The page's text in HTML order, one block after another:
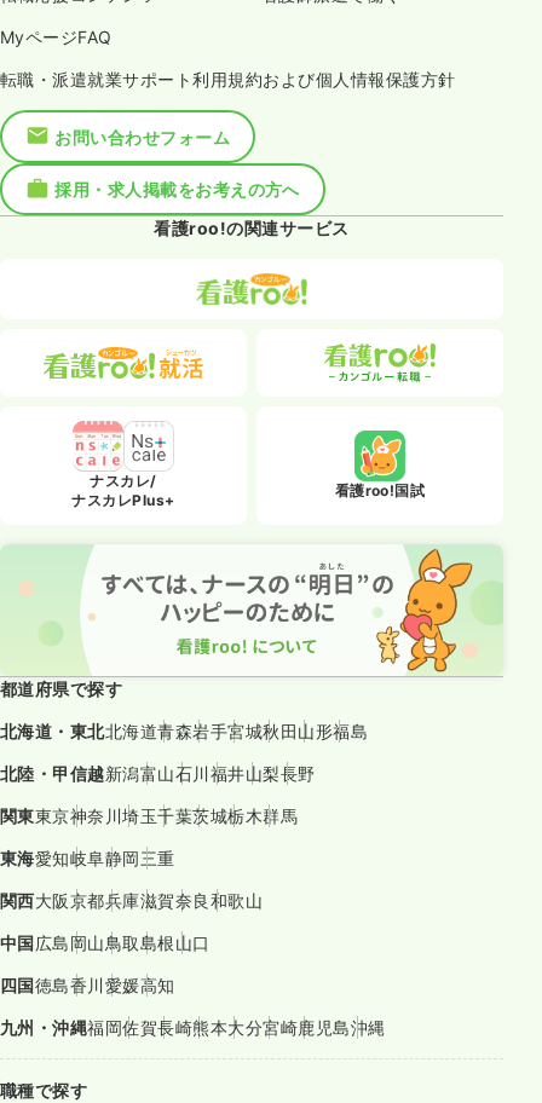
MyページFAQ
転職・派遣就業サポート利用規約および個人情報保護方針
お問い合わせフォーム
採用・求人掲載をお考えの方へ
看護roo!の関連サービス
ナスカレ/
ナスカレPlus+
看護roo!国試
都道府県で探す
北海道・東北北海道青森岩手宮城秋田山形福島
北陸・甲信越新潟富山石川福井山梨長野
関東東京神奈川埼玉千葉茨城栃木群馬
東海愛知岐阜静岡三重
関西大阪京都兵庫滋賀奈良和歌山
中国広島岡山鳥取島根山口
四国徳島香川愛媛高知
九州・沖縄福岡佐賀長崎熊本大分宮崎鹿児島沖縄
職種で探す